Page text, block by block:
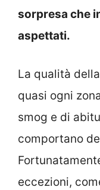
sorpresa che
aspettati.
La qualità
quasi ogni
smog e di
comportano
eccezioni,